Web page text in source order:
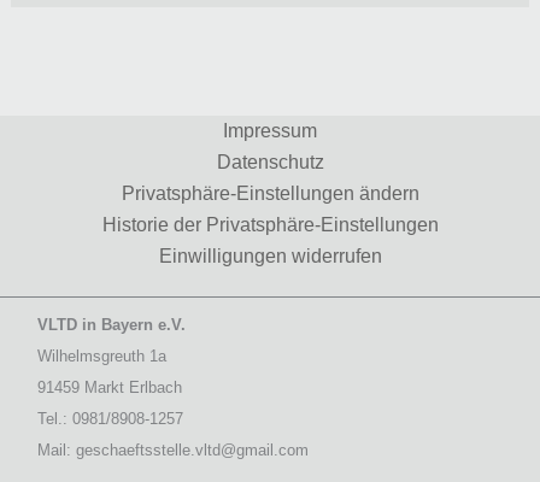
Impressum
Datenschutz
Privatsphäre-Einstellungen ändern
Historie der Privatsphäre-Einstellungen
Einwilligungen widerrufen
VLTD in Bayern e.V.
Wilhelmsgreuth 1a
91459 Markt Erlbach
Tel.: 0981/8908-1257
Mail: geschaeftsstelle.vltd@gmail.com